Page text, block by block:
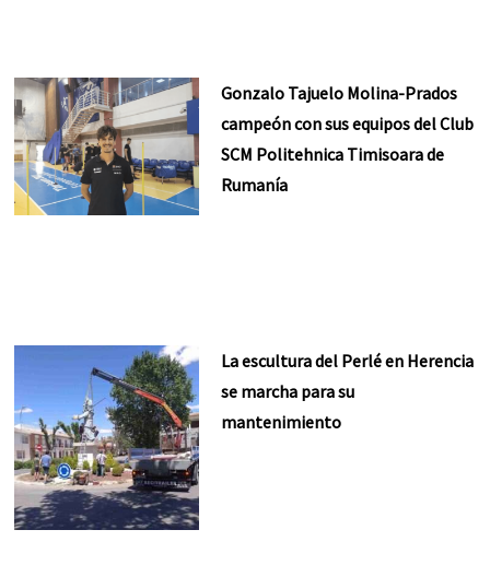
Gonzalo Tajuelo Molina-Prados
campeón con sus equipos del Club
SCM Politehnica Timisoara de
Rumanía
La escultura del Perlé en Herencia
se marcha para su
mantenimiento